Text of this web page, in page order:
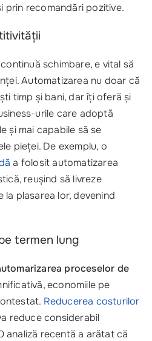
prin recomandări pozitive.
schimbare, e vital să
Automatizarea nu doar că
timp și bani, dar îți oferă și
urile care adoptă
și mai capabile să se
pieței. De exemplu, o
a folosit automatizarea
reușind să livreze
la plasarea lor, devenind
termen lung
proceselor de
economiile pe
Reducerea costurilor
reduce considerabil
analiză recentă a arătat că